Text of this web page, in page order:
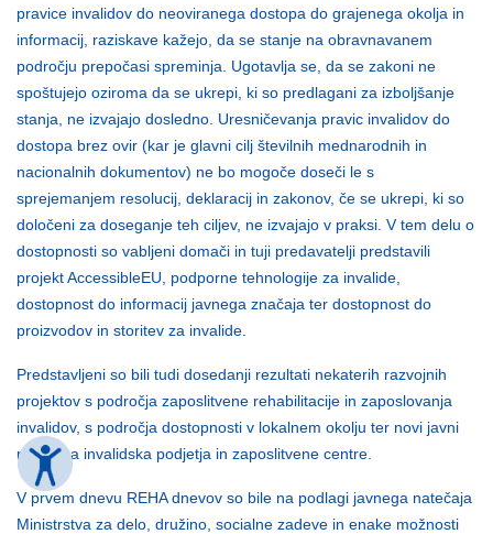
pravice invalidov do neoviranega dostopa do grajenega okolja in
informacij, raziskave kažejo, da se stanje na obravnavanem
področju prepočasi spreminja. Ugotavlja se, da se zakoni ne
spoštujejo oziroma da se ukrepi, ki so predlagani za izboljšanje
stanja, ne izvajajo dosledno. Uresničevanja pravic invalidov do
dostopa brez ovir (kar je glavni cilj številnih mednarodnih in
nacionalnih dokumentov) ne bo mogoče doseči le s
sprejemanjem resolucij, deklaracij in zakonov, če se ukrepi, ki so
določeni za doseganje teh ciljev, ne izvajajo v praksi. V tem delu o
dostopnosti so vabljeni domači in tuji predavatelji predstavili
projekt AccessibleEU, podporne tehnologije za invalide,
dostopnost do informacij javnega značaja ter dostopnost do
proizvodov in storitev za invalide.
Predstavljeni so bili tudi dosedanji rezultati nekaterih razvojnih
projektov s področja zaposlitvene rehabilitacije in zaposlovanja
invalidov, s področja dostopnosti v lokalnem okolju ter novi javni
razpis za invalidska podjetja in zaposlitvene centre.
V prvem dnevu REHA dnevov so bile na podlagi javnega natečaja
Ministrstva za delo, družino, socialne zadeve in enake možnosti